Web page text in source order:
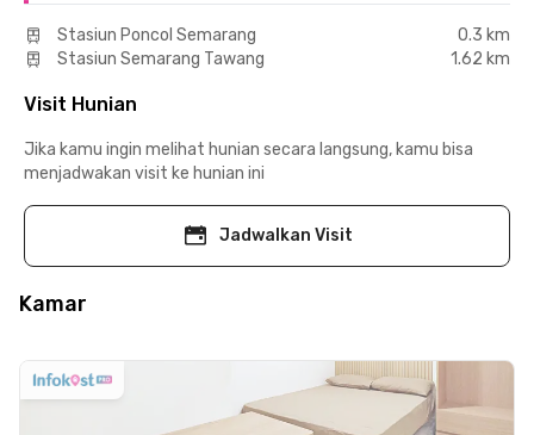
Stasiun Poncol Semarang
0.3 km
Stasiun Semarang Tawang
1.62 km
Visit Hunian
Jika kamu ingin melihat hunian secara langsung, kamu bisa
menjadwakan visit ke hunian ini
Jadwalkan Visit
Kamar